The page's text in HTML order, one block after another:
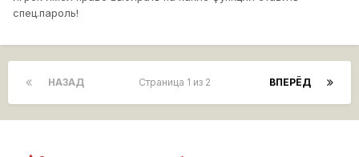
спец.пароль!
НАЗАД ВПЕРЁД
Страница 1 из 2